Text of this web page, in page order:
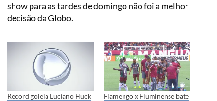
show para as tardes de domingo não foi a melhor
decisão da Globo.
Record goleia Luciano Huck
Flamengo x Fluminense bate